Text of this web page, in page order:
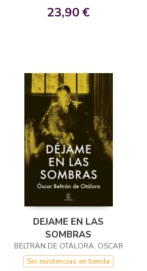
23,90 €
DEJAME EN LAS
SOMBRAS
BELTRÁN DE OTÁLORA, OSCAR
Sin existencias en tienda